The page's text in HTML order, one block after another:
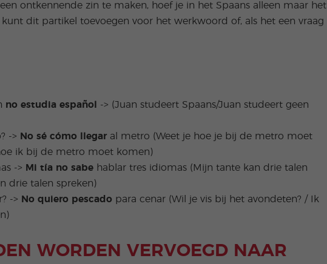
ontkennende zin te maken, hoef je in het Spaans alleen maar het
dit partikel toevoegen voor het werkwoord of, als het een vraag
no estudia español
-> (Juan studeert Spaans/Juan studeert geen
-> No sé cómo llegar al metro (Weet je hoe je bij de metro moet
ik bij de metro moet komen)
-> Mi tía no sabe hablar tres idiomas (Mijn tante kan drie talen
drie talen spreken)
-> No quiero pescado para cenar (Wil je vis bij het avondeten? / Ik
WORDEN VERVOEGD NAAR